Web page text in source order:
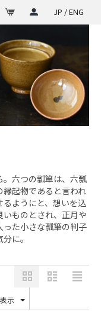
JP / ENG
六つの瓢箪は、六瓢
縁起物であると言われ
ようにと、想いを込
ものとされ、正月や
た小さな瓢箪の判子
に。
示